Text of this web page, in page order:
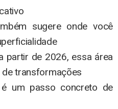
sugere onde você
partir de 2026, essa área
de transformações
um passo concreto de